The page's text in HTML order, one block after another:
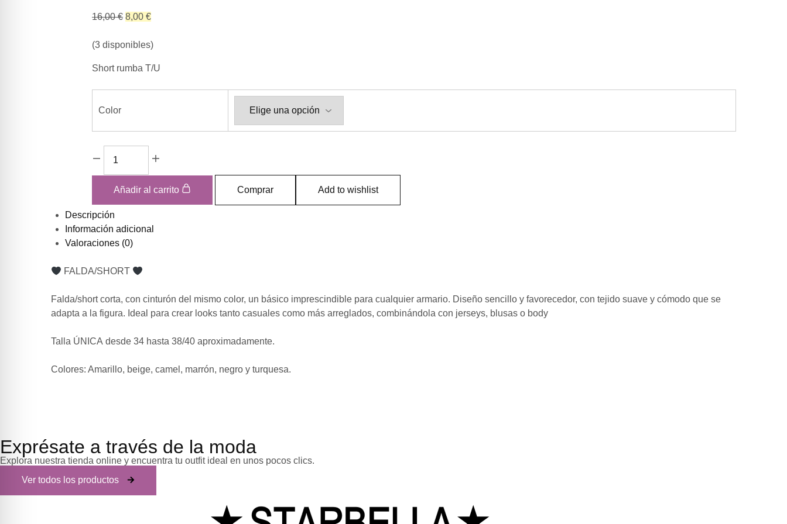
16,00€ El
original
16,00 €.
8,00 €El
actual
8,00 €.
(3 disponibles)
Short rumba T/U
Color
RUMBA
Añadir al carrito
Comprar Add to wishlist
Descripción
Información adicional
Valoraciones (0)
FALDA/SHORT
Falda/short corta, con cinturón del mismo color, un básico imprescindible para cualquier armario. Diseño sencillo y favorecedor, con tejido suave y cómodo que se
adapta a la figura. Ideal para crear looks tanto casuales como más arreglados, combinándola con jerseys, blusas o body
Talla ÚNICA desde 34 hasta 38/40 aproximadamente.
Colores: Amarillo, beige, camel, marrón, negro y turquesa.
Exprésate a través de la moda
Explora nuestra tienda online y encuentra tu outfit ideal en unos pocos clics.
Ver todos los productos